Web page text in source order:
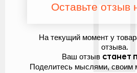
Оставьте отзыв
На текущий момент у
отзыва.
Ваш отзыв станет
Поделитесь мыслями, своим